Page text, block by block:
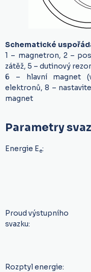
Schematické
1 – magnetron, 2 –
zátěž, 5 – dutinový
6 – hlavní magnet
elektronů, 8 –
magnet
Parametry
Energie Ee:
Proud výstupního
svazku:
Rozptyl energie: